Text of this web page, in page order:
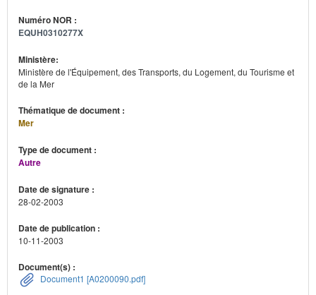
Numéro NOR :
EQUH0310277X
Ministère:
Ministère de l'Équipement, des Transports, du Logement, du Tourisme et
de la Mer
Thématique de document :
Mer
Type de document :
Autre
Date de signature :
28-02-2003
Date de publication :
10-11-2003
Document(s) :
Document1 [A0200090.pdf]